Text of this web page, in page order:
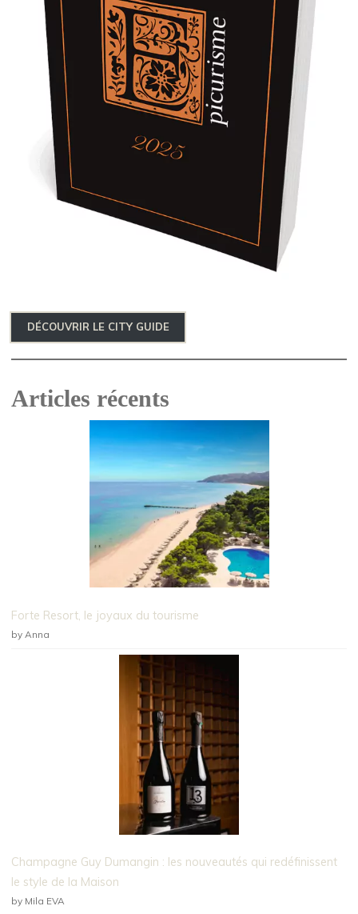
DÉCOUVRIR LE CITY GUIDE
Articles récents
Forte Resort, le joyaux du tourisme
by Anna
Champagne Guy Dumangin : les nouveautés qui redéfinissent
le style de la Maison
by Mila EVA